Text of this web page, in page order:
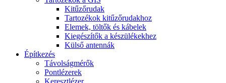
Kitűzőrudak
Tartozékok kitűzőrudakhoz
Elemek, töltők és kábelek
Kiegészítők a készülékekhez
Külső antennák
Építkezés
Távolságmérők
Pontlézerek
Keresztlézer